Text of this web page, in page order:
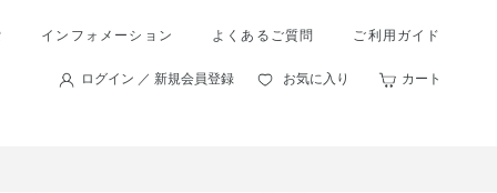
インフォメーション よくあるご質問 ご利用ガイド
ログイン ／ 新規会員登録 お気に入り カート